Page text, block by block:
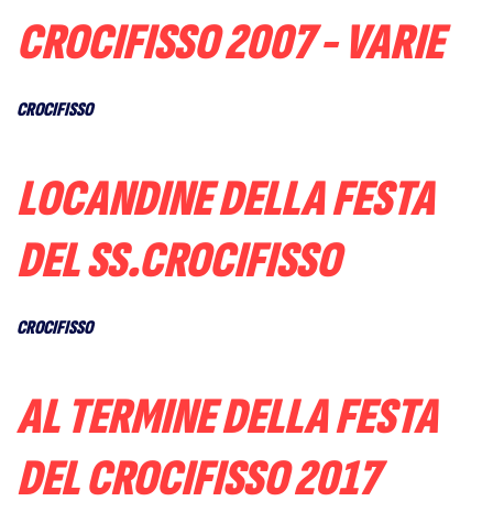
CROCIFISSO 2007 - VARIE
CROCIFISSO
LOCANDINE DELLA FESTA
DEL SS.CROCIFISSO
CROCIFISSO
AL TERMINE DELLA FESTA
DEL CROCIFISSO 2017